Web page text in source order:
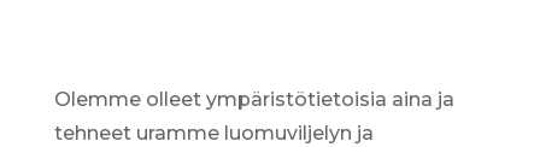
Olemme olleet ympäristötietoisia aina ja
tehneet uramme luomuviljelyn ja